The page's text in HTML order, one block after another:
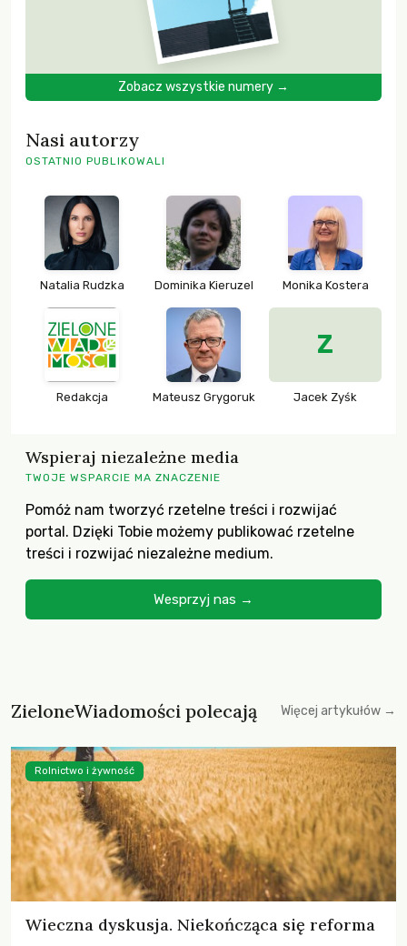
Zobacz wszystkie numery →
Nasi autorzy
OSTATNIO PUBLIKOWALI
Natalia Rudzka Dominika Kieruzel Monika Kostera
Redakcja Mateusz Grygoruk
Z
Jacek Zyśk
Wspieraj niezależne media
TWOJE WSPARCIE MA ZNACZENIE
Pomóż nam tworzyć rzetelne treści i rozwijać
portal. Dzięki Tobie możemy publikować rzetelne
treści i rozwijać niezależne medium.
Wesprzyj nas →
ZieloneWiadomości polecają Więcej artykułów →
Wieczna dyskusja. Niekończąca się reforma
Rolnictwo i żywność